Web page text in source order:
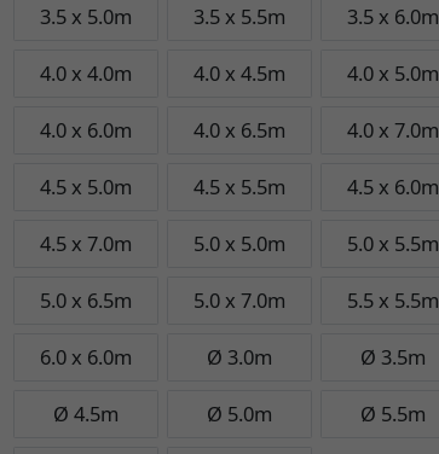
3.5 x 5.0m 3.5 x 5.5m 3.5 x 6.0m
4.0 x 4.0m 4.0 x 4.5m 4.0 x 5.0m
4.0 x 6.0m 4.0 x 6.5m 4.0 x 7.0m
4.5 x 5.0m 4.5 x 5.5m 4.5 x 6.0m
4.5 x 7.0m 5.0 x 5.0m 5.0 x 5.5m
5.0 x 6.5m 5.0 x 7.0m 5.5 x 5.5m
6.0 x 6.0m Ø 3.0m Ø 3.5m
Ø 4.5m Ø 5.0m Ø 5.5m